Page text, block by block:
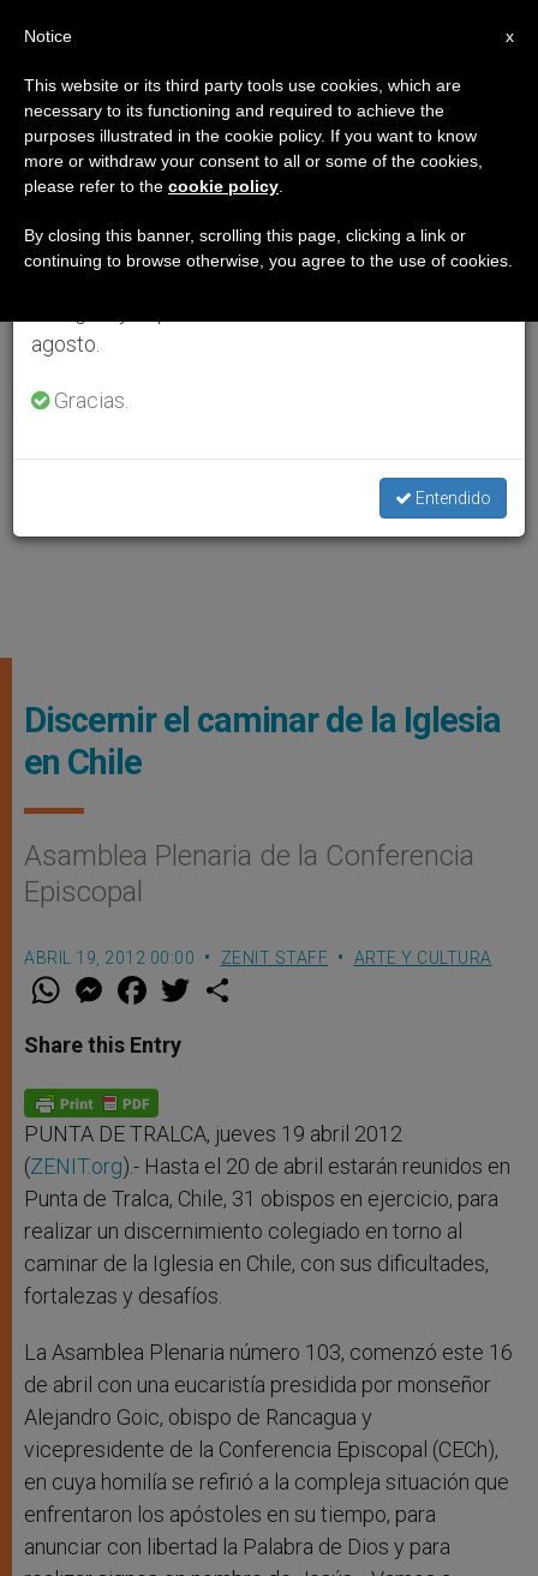
Discernir el caminar de la Iglesia
en Chile
Asamblea Plenaria de la Conferencia
Episcopal
ABRIL 19, 2012 00:00 ZENIT STAFF ARTE Y CULTURA
W
t
s
p
p
M
e
s
e
g
e
r
F
a
e
b
o
k
w
Share this Entry
PUNTA DE TRALCA, jueves 19 abril 2012
(ZENIT.org).- Hasta el 20 de abril estarán reunidos en
Punta de Tralca, Chile, 31 obispos en ejercicio, para
realizar un discernimiento colegiado en torno al
caminar de la Iglesia en Chile, con sus dificultades,
fortalezas y desafíos.
La Asamblea Plenaria número 103, comenzó este 16
de abril con una eucaristía presidida por monseñor
Alejandro Goic, obispo de Rancagua y
vicepresidente de la Conferencia Episcopal (CECh),
en cuya homilía se refirió a la compleja situación que
enfrentaron los apóstoles en su tiempo, para
anunciar con libertad la Palabra de Dios y para
×
Aviso importante
Del 27 de julio al 7 de agosto haremos la pausa
anual, aprovechando que en el periodo de verano
se generan menos informaciones y también el
agosto.
Gracias.
Entendido
x
Notice
This website or its third party tools use cookies, which are
necessary to its functioning and required to achieve the
purposes illustrated in the cookie policy. If you want to know
more or withdraw your consent to all or some of the cookies,
please refer to the cookie policy
By closing this banner, scrolling this page, clicking a link or
continuing to browse otherwise, you agree to the use of cookies.